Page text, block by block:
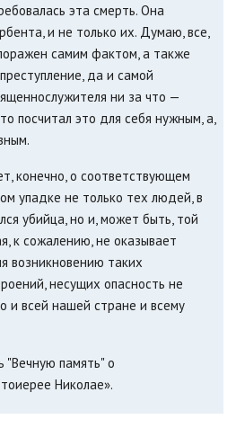
эта смерть. Она
и не только их. Думаю, все,
самим фактом, а также
да и самой
ни за что —
посчитал это для себя нужным, а,
конечно, о соответствующем
упадке не только тех людей, в
убийца, но и, может быть, той
к сожалению, не оказывает
возникновению таких
несущих опасность не
и всей нашей стране и всему
"Вечную память" о
Николае».